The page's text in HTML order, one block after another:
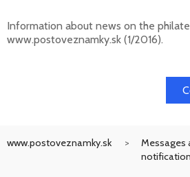
Information about news on the
www.postoveznamky.sk (1/2016).
www.postoveznamky.sk
Messages